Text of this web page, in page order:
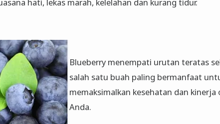
hati, lekas marah, kelelahan dan kurang tidur.
Blueberry menempati urutan teratas
salah satu buah paling bermanfaat
memaksimalkan kesehatan dan kinerja
Anda.